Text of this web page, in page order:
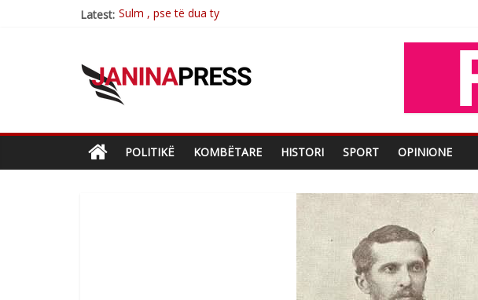
Latest: Postim me vlera nga artistja e mirëfilltë Mimoza Gjoni
Brahim Çekaj njē veprimtar i respektuar i çeshtjës kombëtare
POLITIKË KOMBËTARE HISTORI SPORT OPINIONE